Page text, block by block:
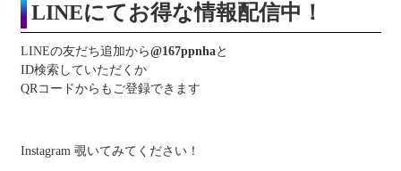
LINEにてお得な情報配信中！
LINEの友だち追加から@167ppnhaと
ID検索していただくか
QRコードからもご登録できます
Instagram 覗いてみてください！